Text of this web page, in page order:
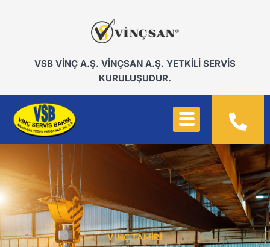
VSB VİNÇ A.Ş. VİNÇSAN A.Ş. YETKİLİ SERVİS
KURULUŞUDUR.
VINÇ TAMIRI